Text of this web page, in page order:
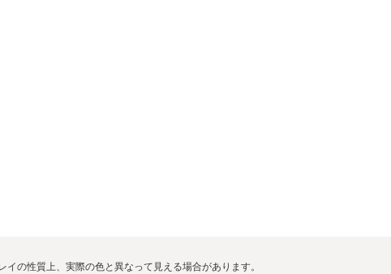
イの性質上、実際の色と異なって見える場合があります。